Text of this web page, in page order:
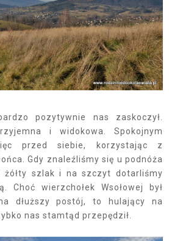
pozytywnie nas zaskoczył.
i widokowa. Spokojnym
przed siebie, korzystając z
Gdy znaleźliśmy się u podnóża
żółty szlak i na szczyt dotarliśmy
Choć wierzchołek Wsołowej był
dłuższy postój, to hulający na
nas stamtąd przepędził.